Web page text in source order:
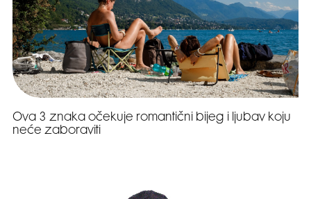
Ova 3 znaka očekuje romantični bijeg i ljubav koju
neće zaboraviti